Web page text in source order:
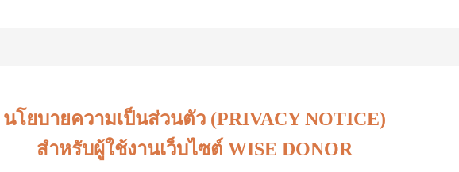
นโยบายความเป็นส่วนตัว (PRIVACY NOTICE)
สำหรับผู้ใช้งานเว็บไซต์ WISE DONOR